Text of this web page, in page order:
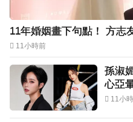
11年婚姻畫下句點！ 方志
11小時前
孫淑
心亞
11小